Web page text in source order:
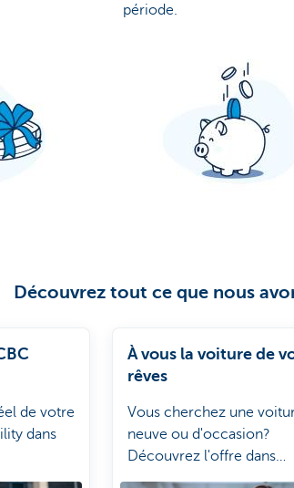
période.
Découvrez tout ce que nous
de votre
dans
À vous la voiture de
rêves
Vous cherchez une
neuve ou d'occasion?
Découvrez l'offre dans
MyMobility.